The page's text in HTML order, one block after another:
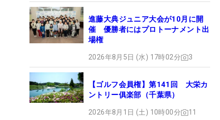
進藤大典ジュニア大会が10月に開
催 優勝者にはプロトーナメント出
場権
2026年8月5日 (水) 17時02分 3
【ゴルフ会員権】第141回 大栄カ
ントリー俱楽部（千葉県）
2026年8月1日 (土) 10時00分 11